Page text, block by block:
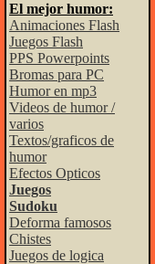
El mejor humor:
Animaciones Flash
Juegos Flash
PPS Powerpoints
Bromas para PC
Humor en mp3
Videos de humor /
varios
Textos/graficos de
humor
Efectos Opticos
Juegos
Sudoku
Deforma famosos
Chistes
Juegos de logica